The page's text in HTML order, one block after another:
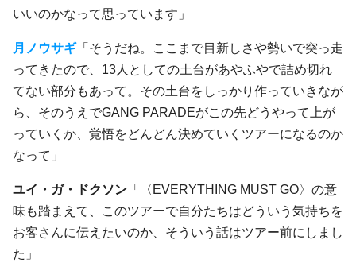
いいのかなって思っています」
月ノウサギ「そうだね。ここまで目新しさや勢いで突っ走
ってきたので、13人としての土台があやふやで詰め切れ
てない部分もあって。その土台をしっかり作っていきなが
ら、そのうえでGANG PARADEがこの先どうやって上が
っていくか、覚悟をどんどん決めていくツアーになるのか
なって」
ユイ・ガ・ドクソン 「〈EVERYTHING MUST GO〉の意
味も踏まえて、このツアーで自分たちはどういう気持ちを
お客さんに伝えたいのか、そういう話はツアー前にしまし
た」